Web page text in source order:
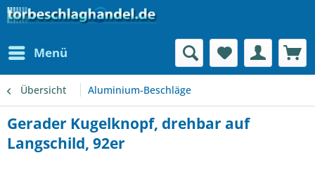
Menü
Übersicht Aluminium-Beschläge
Gerader Kugelknopf, drehbar auf
Langschild, 92er